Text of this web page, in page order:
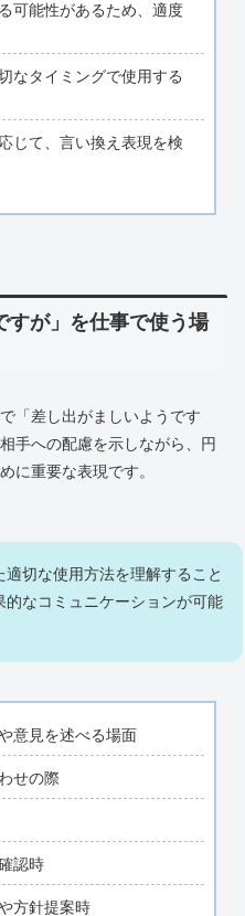
可能性があるため、適度
なタイミングで使用する
じて、言い換え表現を検
すが」を仕事で使う場
「差し出がましいようです
手への配慮を示しながら、円
に重要な表現です。
適切な使用方法を理解すること
的なコミュニケーションが可能
意見を述べる場面
せの際
認時
方針提案時